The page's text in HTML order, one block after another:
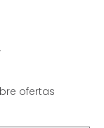
ofertas